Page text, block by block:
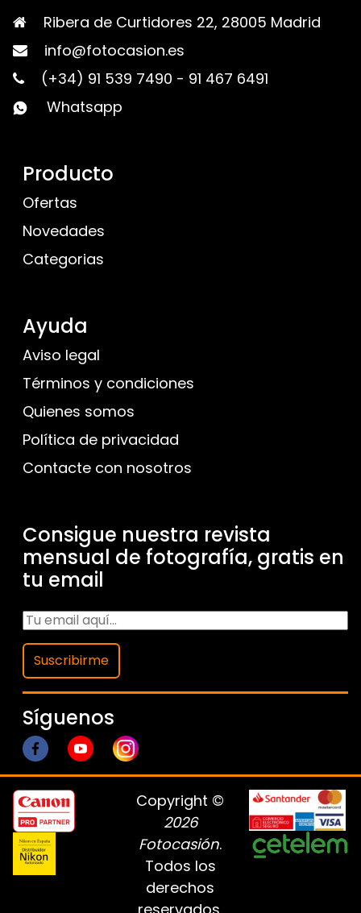
Ribera de Curtidores 22, 28005 Madrid
info@fotocasion.es
(+34) 91 539 7490 - 91 467 6491
Whatsapp
Producto
Ofertas
Novedades
Categorias
Ayuda
Aviso legal
Términos y condiciones
Quienes somos
Política de privacidad
Contacte con nosotros
Consigue nuestra revista
mensual de fotografía, gratis en
tu email
Suscribirme
Síguenos
Copyright ©
2026
Fotocasión.
Todos los
derechos